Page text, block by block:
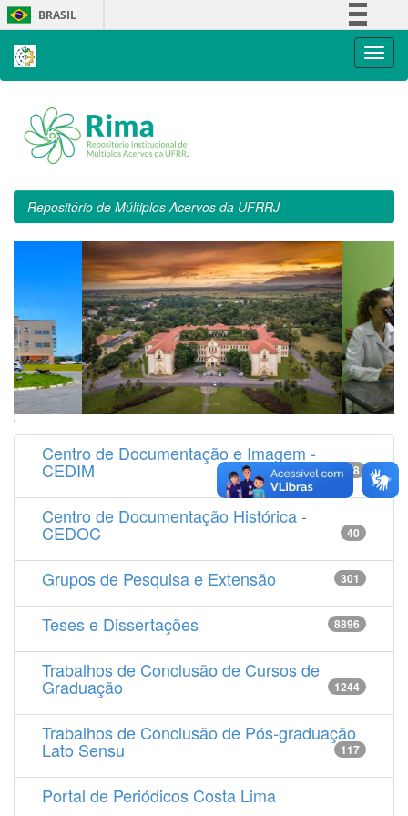
Skip
navigation
BRASIL
Repositório de Múltiplos Acervos da UFRRJ
'
Centro de Documentação e Imagem -
CEDIM 14538
Centro de Documentação Histórica -
CEDOC 40
Grupos de Pesquisa e Extensão 301
Teses e Dissertações 8896
Trabalhos de Conclusão de Cursos de
Graduação 1244
Trabalhos de Conclusão de Pós-graduação
Lato Sensu 117
Portal de Periódicos Costa Lima